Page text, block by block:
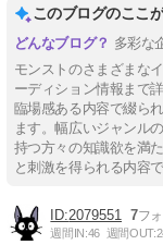
このブログのここ
多彩な
モンストのさまざまな
ーディション情報まで
臨場感ある内容で綴ら
ます。幅広いジャンル
持つ方々の知識欲を満
と刺激を得られる内容で
2079551 7
週間IN:46 週間OUT: